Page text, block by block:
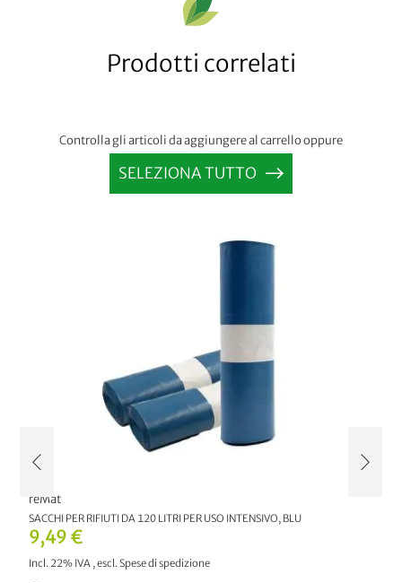
Prodotti correlati
Controlla gli articoli da aggiungere al carrello oppure
SELEZIONA TUTTO
9,49 €
Incl. 22% IVA ,escl.Spese di spedizione
reMat
SACCHI PER RIFIUTI DA 120 LITRI PER USO INTENSIVO, BLU